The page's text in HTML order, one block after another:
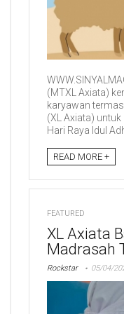
(MTXL Axiata)
karyawan
(XL Axiata)
Hari Raya Idul
READ MORE +
FEATURED
XL Axiata
Madrasah
Rockstar 05/04/